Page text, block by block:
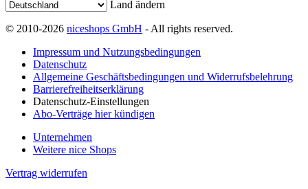
Land ändern
© 2010-2026 niceshops GmbH - All rights reserved.
Impressum und Nutzungsbedingungen
Datenschutz
Allgemeine Geschäftsbedingungen und Widerrufsbelehrung
Barrierefreiheitserklärung
Datenschutz-Einstellungen
Abo-Verträge hier kündigen
Unternehmen
Weitere nice Shops
Vertrag widerrufen